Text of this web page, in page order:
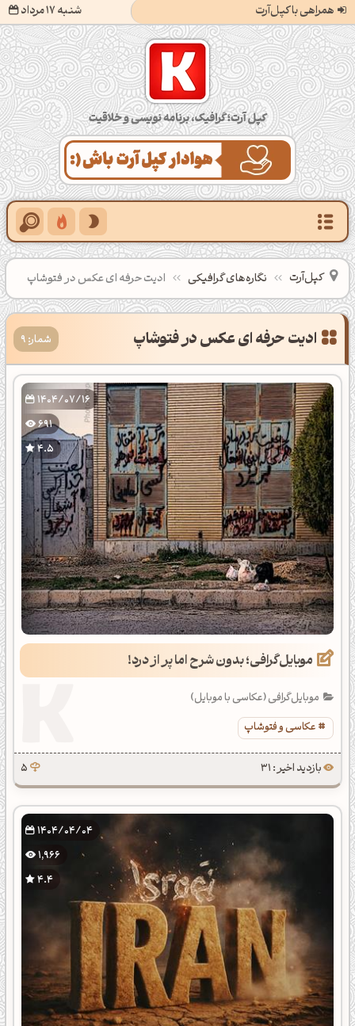
همراهی با کپل‌آرت شنبه 17 مرداد
کپل‌آرت؛ گرافیک، برنامه‌نویسی و خلاقیت
کپل‌آرت نگاره‌های گرافیکی ادیت حرفه ای عکس در فتوشاپ
ادیت حرفه ای عکس در فتوشاپ شمار: 9
1404/07/16
691
4.5
موبایل‌گرافی؛ بدون شرح اما پر از درد!
موبایل‌گرافی (عکاسی با موبایل)
عکاسی و فتوشاپ
بازدید اخیر : 31 5
1404/04/04
1,966
4.4